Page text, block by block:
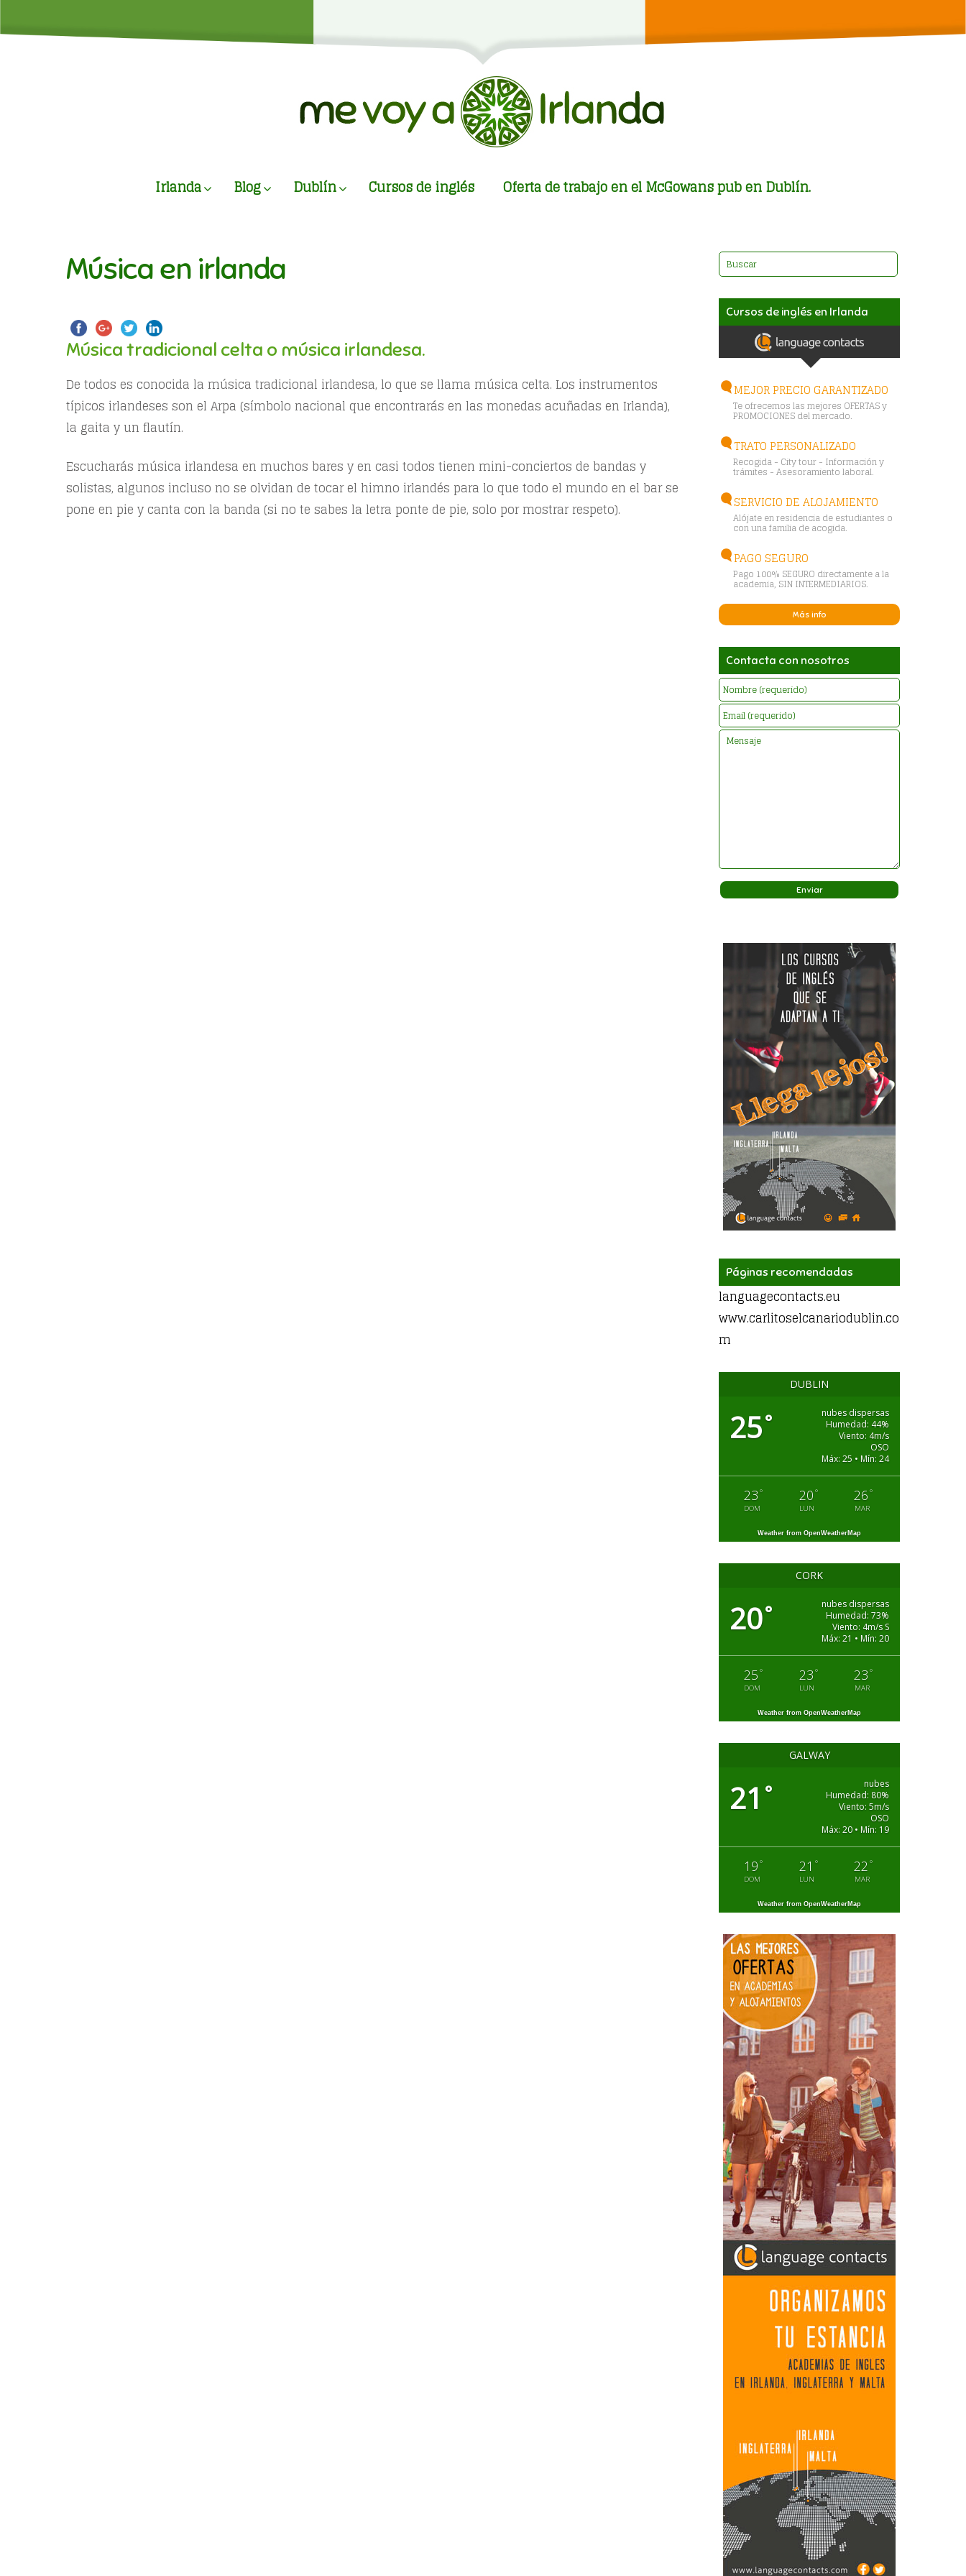
Irlanda Blog Dublín Cursos de inglés Oferta de trabajo en el McGowans pub en Dublín.
Música en irlanda
Música tradicional celta o música irlandesa.
De todos es conocida la música tradicional irlandesa, lo que se llama música celta. Los instrumentos
típicos irlandeses son el Arpa (símbolo nacional que encontrarás en las monedas acuñadas en Irlanda),
la gaita y un flautín.
Escucharás música irlandesa en muchos bares y en casi todos tienen mini-conciertos de bandas y
solistas, algunos incluso no se olvidan de tocar el himno irlandés para lo que todo el mundo en el bar se
pone en pie y canta con la banda (si no te sabes la letra ponte de pie, solo por mostrar respeto).
Cursos de inglés en Irlanda
MEJOR PRECIO GARANTIZADO
Te ofrecemos las mejores OFERTAS y
PROMOCIONES del mercado.
TRATO PERSONALIZADO
Recogida - City tour - Información y
trámites - Asesoramiento laboral.
SERVICIO DE ALOJAMIENTO
Alójate en residencia de estudiantes o
con una familia de acogida.
PAGO SEGURO
Pago 100% SEGURO directamente a la
academia, SIN INTERMEDIARIOS.
Más info
Contacta con nosotros
Páginas recomendadas
languagecontacts.eu
www.carlitoselcanariodublin.co
m
DUBLIN
25°
nubes dispersas
Humedad: 44%
Viento: 4m/s
OSO
Máx: 25 • Mín: 24
23 °
DOM
20 °
LUN
26 °
MAR
Weather from OpenWeatherMap
CORK
20°
nubes dispersas
Humedad: 73%
Viento: 4m/s S
Máx: 21 • Mín: 20
25 °
DOM
23 °
LUN
23 °
MAR
Weather from OpenWeatherMap
GALWAY
21 °
nubes
Humedad: 80%
Viento: 5m/s
OSO
Máx: 20 • Mín: 19
19 °
DOM
21 °
LUN
22 °
MAR
Weather from OpenWeatherMap